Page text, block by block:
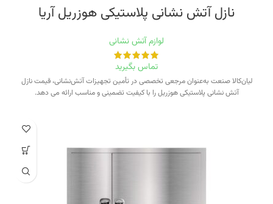
نازل آتش نشانی پلاستیکی هوزریل آریا
لوازم آتش نشانی
تماس بگیرید
لیان‌کالا صنعت به‌عنوان مرجعی تخصصی در تأمین تجهیزات آتش‌نشانی، قیمت نازل
آتش نشانی پلاستیکی هوزریل را با کیفیت تضمینی و مناسب ارائه می دهد.